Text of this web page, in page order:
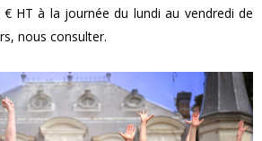
€ HT à la journée du lundi au vendredi de
nous consulter.